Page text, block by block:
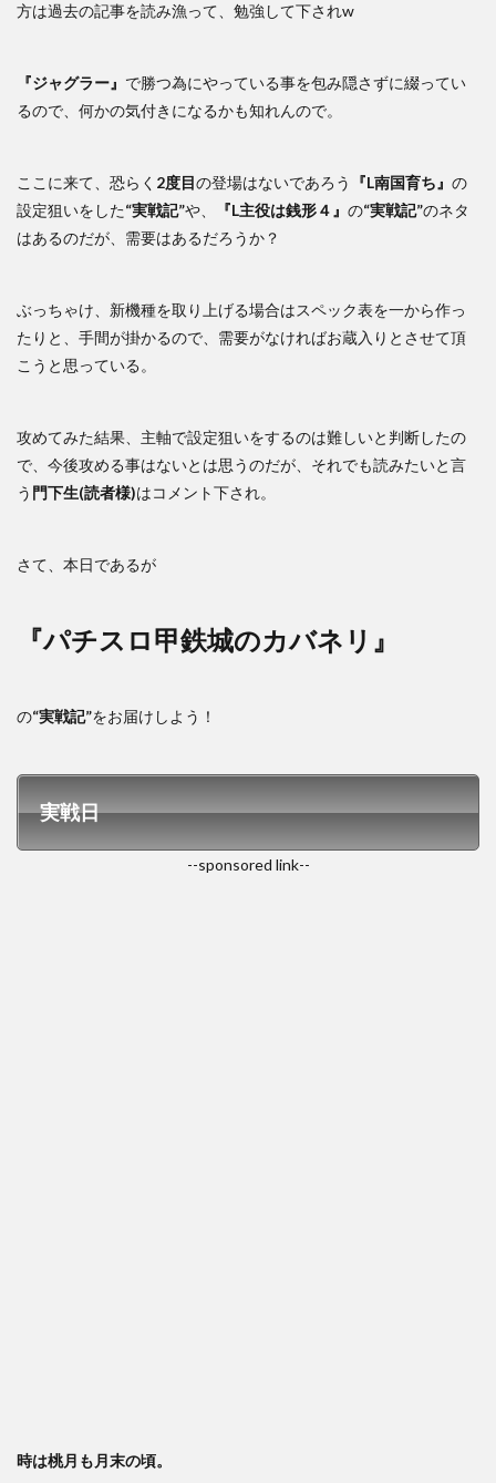
方は過去の記事を読み漁って、勉強して下されw
『ジャグラー』 で勝つ為にやっている事を包み隠さずに綴ってい
るので、何かの気付きになるかも知れんので。
ここに来て、恐らく 2度目の登場はないであろう 『L南国育ち』 の
設定狙いをした“実戦記”や、 『L主役は銭形４』 の“実戦記”のネタ
はあるのだが、需要はあるだろうか？
ぶっちゃけ、新機種を取り上げる場合はスペック表を一から作っ
たりと、手間が掛かるので、需要がなければお蔵入りとさせて頂
こうと思っている。
攻めてみた結果、主軸で設定狙いをするのは難しいと判断したの
で、今後攻める事はないとは思うのだが、それでも読みたいと言
う 門下生(読者様)はコメント下され。
さて、本日であるが
『パチスロ甲鉄城のカバネリ』
の“実戦記”をお届けしよう！
実戦日
--sponsored link--
時は桃月も月末の頃。